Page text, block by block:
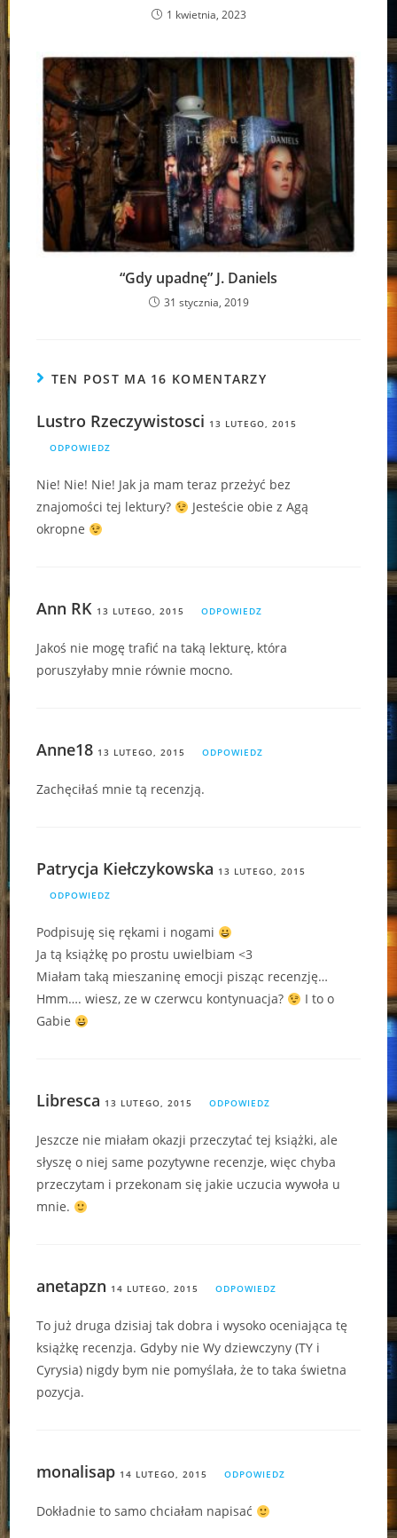
1 kwietnia, 2023
“Gdy upadnę” J. Daniels
31 stycznia, 2019
TEN POST MA 16 KOMENTARZY
Lustro Rzeczywistosci 13 LUTEGO, 2015
ODPOWIEDZ
Nie! Nie! Nie! Jak ja mam teraz przeżyć bez
znajomości tej lektury?
Jesteście obie z Agą
okropne
Ann RK 13 LUTEGO, 2015 ODPOWIEDZ
Jakoś nie mogę trafić na taką lekturę, która
poruszyłaby mnie równie mocno.
Anne18 13 LUTEGO, 2015 ODPOWIEDZ
Zachęciłaś mnie tą recenzją.
Patrycja Kiełczykowska 13 LUTEGO, 2015
ODPOWIEDZ
Podpisuję się rękami i nogami
Ja tą książkę po prostu uwielbiam <3
Miałam taką mieszaninę emocji pisząc recenzję…
Hmm…. wiesz, ze w czerwcu kontynuacja?
I to o
Gabie
Libresca 13 LUTEGO, 2015 ODPOWIEDZ
Jeszcze nie miałam okazji przeczytać tej książki, ale
słyszę o niej same pozytywne recenzje, więc chyba
przeczytam i przekonam się jakie uczucia wywoła u
mnie.
anetapzn 14 LUTEGO, 2015 ODPOWIEDZ
To już druga dzisiaj tak dobra i wysoko oceniająca tę
książkę recenzja. Gdyby nie Wy dziewczyny (TY i
Cyrysia) nigdy bym nie pomyślała, że to taka świetna
pozycja.
monalisap 14 LUTEGO, 2015 ODPOWIEDZ
Dokładnie to samo chciałam napisać